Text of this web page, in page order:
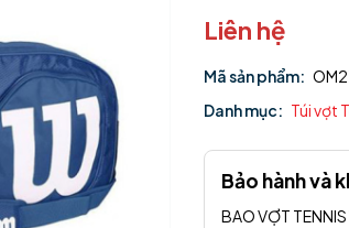
Liên hệ
Mã sản phẩm:
Danh mục: Túi vợt
Bảo hành và
BAO VỢT